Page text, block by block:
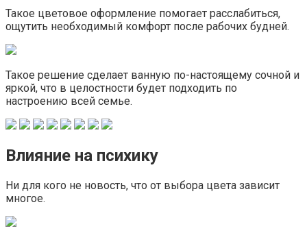
Такое цветовое оформление помогает расслабиться,
ощутить необходимый комфорт после рабочих будней.
Такое решение сделает ванную по-настоящему сочной и
яркой, что в целостности будет подходить по
настроению всей семье.
Влияние на психику
Ни для кого не новость, что от выбора цвета зависит
многое.